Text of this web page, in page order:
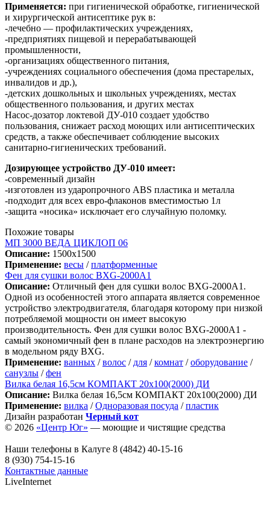
Применяется: при гигиенической обработке, гигиенической
и хирургической антисептике рук в:
-лечебно — профилактических учреждениях,
-предприятиях пищевой и перерабатывающей
промышленности,
-организациях общественного питания,
-учреждениях социального обеспечения (дома престарелых,
инвалидов и др.),
-детских дошкольных и школьных учреждениях, местах
общественного пользования, и других местах
Насос-дозатор локтевой ДУ-010 создает удобство
пользования, снижает расход моющих или антисептических
средств, а также обеспечивает соблюдение высоких
санитарно-гигиенических требований.
Дозирующее устройство ДУ-010 имеет:
-современный дизайн
-изготовлен из ударопрочного АВS пластика и металла
-подходит для всех евро-флаконов вместимостью 1л
-защита «носика» исключает его случайную поломку.
Похожие товары
МП 3000 ВЕДА ЦИКЛОП 06
Описание: 1500х1500
Применение: весы /платформенные
Фен для сушки волос BXG-2000A1
Описание: Отличный фен для сушки волос BXG-2000A1.
Одной из особенностей этого аппарата является современное
устройство электродвигателя, благодаря которому при низкой
потребляемой мощности он имеет высокую
производительность. Фен для сушки волос BXG-2000A1 -
самый экономичный фен в плане расходов на электроэнергию
в модельном ряду BXG.
Применение: ванных /волос / для /комнат /оборудование /
санузлы /фен
Вилка белая 16,5см КОМПАКТ 20х100(2000) ДИ
Описание: Вилка белая 16,5см КОМПАКТ 20х100(2000) ДИ
Применение: вилка /Одноразовая посуда /пластик
Дизайн разработан Черный кот
© 2026 «Центр Юг» — моющие и чистящие средства
Наши телефоны в Калуге 8 (4842) 40-15-16
8 (930) 754-15-16
Контактные данные
LiveInternet